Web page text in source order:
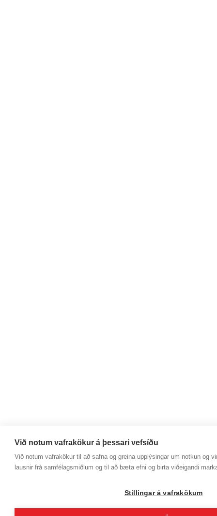
Við notum vafrakökur á þessari vefsíðu
Við notum vafrakökur til að safna og greina upplýsingar um notkun og
lausnir frá samfélagsmiðlum og til að bæta efni og birta viðeigandi
Stillingar á vafrakökum